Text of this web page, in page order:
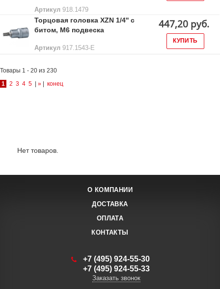
Артикул 918.1479
Торцовая головка XZN 1/4'' с
битом, M6 подвеска
Артикул 917.1543-E
447,20 руб.
КУПИТЬ
Товары 1 - 20 из 230
1
2 3 4 5 » конец
Нет товаров.
О КОМПАНИИ
ДОСТАВКА
ОПЛАТА
КОНТАКТЫ
+7 (495) 924-55-30
+7 (495) 924-55-33
Заказать звонок